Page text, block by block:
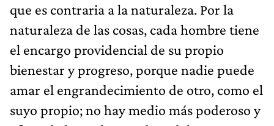
que es contraria a la naturaleza. Por la
naturaleza de las cosas, cada hombre tiene
el encargo providencial de su propio
bienestar y progreso, porque nadie puede
amar el engrandecimiento de otro, como el
suyo propio; no hay medio más poderoso y